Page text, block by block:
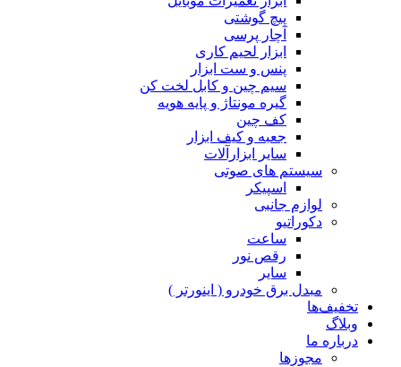
پیچ گوشتی
آچار پرسی
ابزار لحیم کاری
پنس و ست ابزار
سیم چین و کابل لخت کن
گیره مونتاژ و پایه هویه
کف چین
جعبه و کیف ابزار
سایر ابزارآلات
سیستم های صوتی
اسپیکر
لوازم جانبی
دکوراتیو
ساعت
رقص نور
سایر
مبدل برق خودرو ( اینورتر )
تخفیف‌ها
وبلاگ
درباره ما
مجوزها